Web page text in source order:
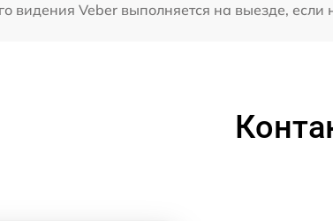
видения Veber выполняется на выезде,